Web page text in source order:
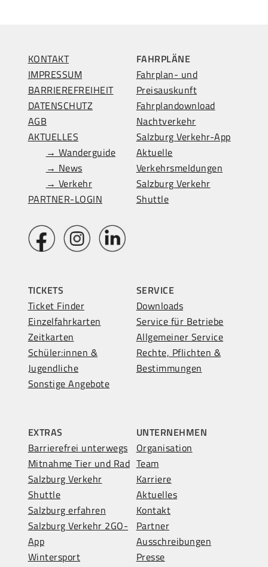
KONTAKT
IMPRESSUM
BARRIEREFREIHEIT
DATENSCHUTZ
AGB
AKTUELLES
→ Wanderguide
→ News
→ Verkehr
PARTNER-LOGIN
FAHRPLÄNE
Fahrplan- und
Preisauskunft
Fahrplandownload
Nachtverkehr
Salzburg Verkehr-App
Aktuelle
Verkehrsmeldungen
Salzburg Verkehr
Shuttle
TICKETS
Ticket Finder
Einzelfahrkarten
Zeitkarten
Schüler:innen &
Jugendliche
Sonstige Angebote
SERVICE
Downloads
Service für Betriebe
Allgemeiner Service
Rechte, Pflichten &
Bestimmungen
EXTRAS
Barrierefrei unterwegs
Mitnahme Tier und Rad
Salzburg Verkehr
Shuttle
Salzburg erfahren
Salzburg Verkehr 2GO-
App
Wintersport
UNTERNEHMEN
Organisation
Team
Karriere
Aktuelles
Kontakt
Partner
Ausschreibungen
Presse